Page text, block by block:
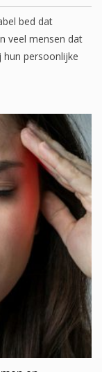
bed dat
veel mensen dat
hun persoonlijke